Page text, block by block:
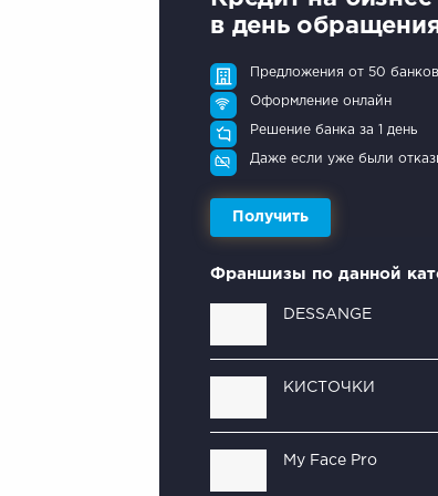
в день
Предложения от 50
Оформление онлайн
Решение банка за 1 день
Даже если уже были
Получить
Франшизы по данной
DESSANGE
КИСТОЧКИ
My Face Pro